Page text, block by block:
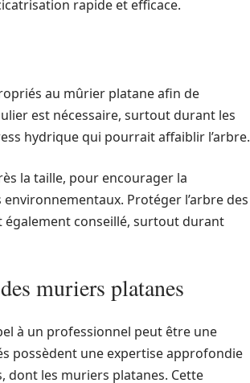
rapide et efficace.
au mûrier platane afin de
est nécessaire, surtout durant les
hydrique qui pourrait affaiblir l’arbre.
la taille, pour encourager la
Protéger l’arbre des
également conseillé, surtout durant
muriers platanes
à un professionnel peut être une
possèdent une expertise approfondie
dont les muriers platanes. Cette